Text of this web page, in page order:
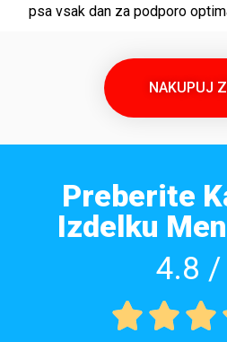
psa vsak dan za podporo
NAKUPUJ
Preberite
Izdelku
4.8 /
